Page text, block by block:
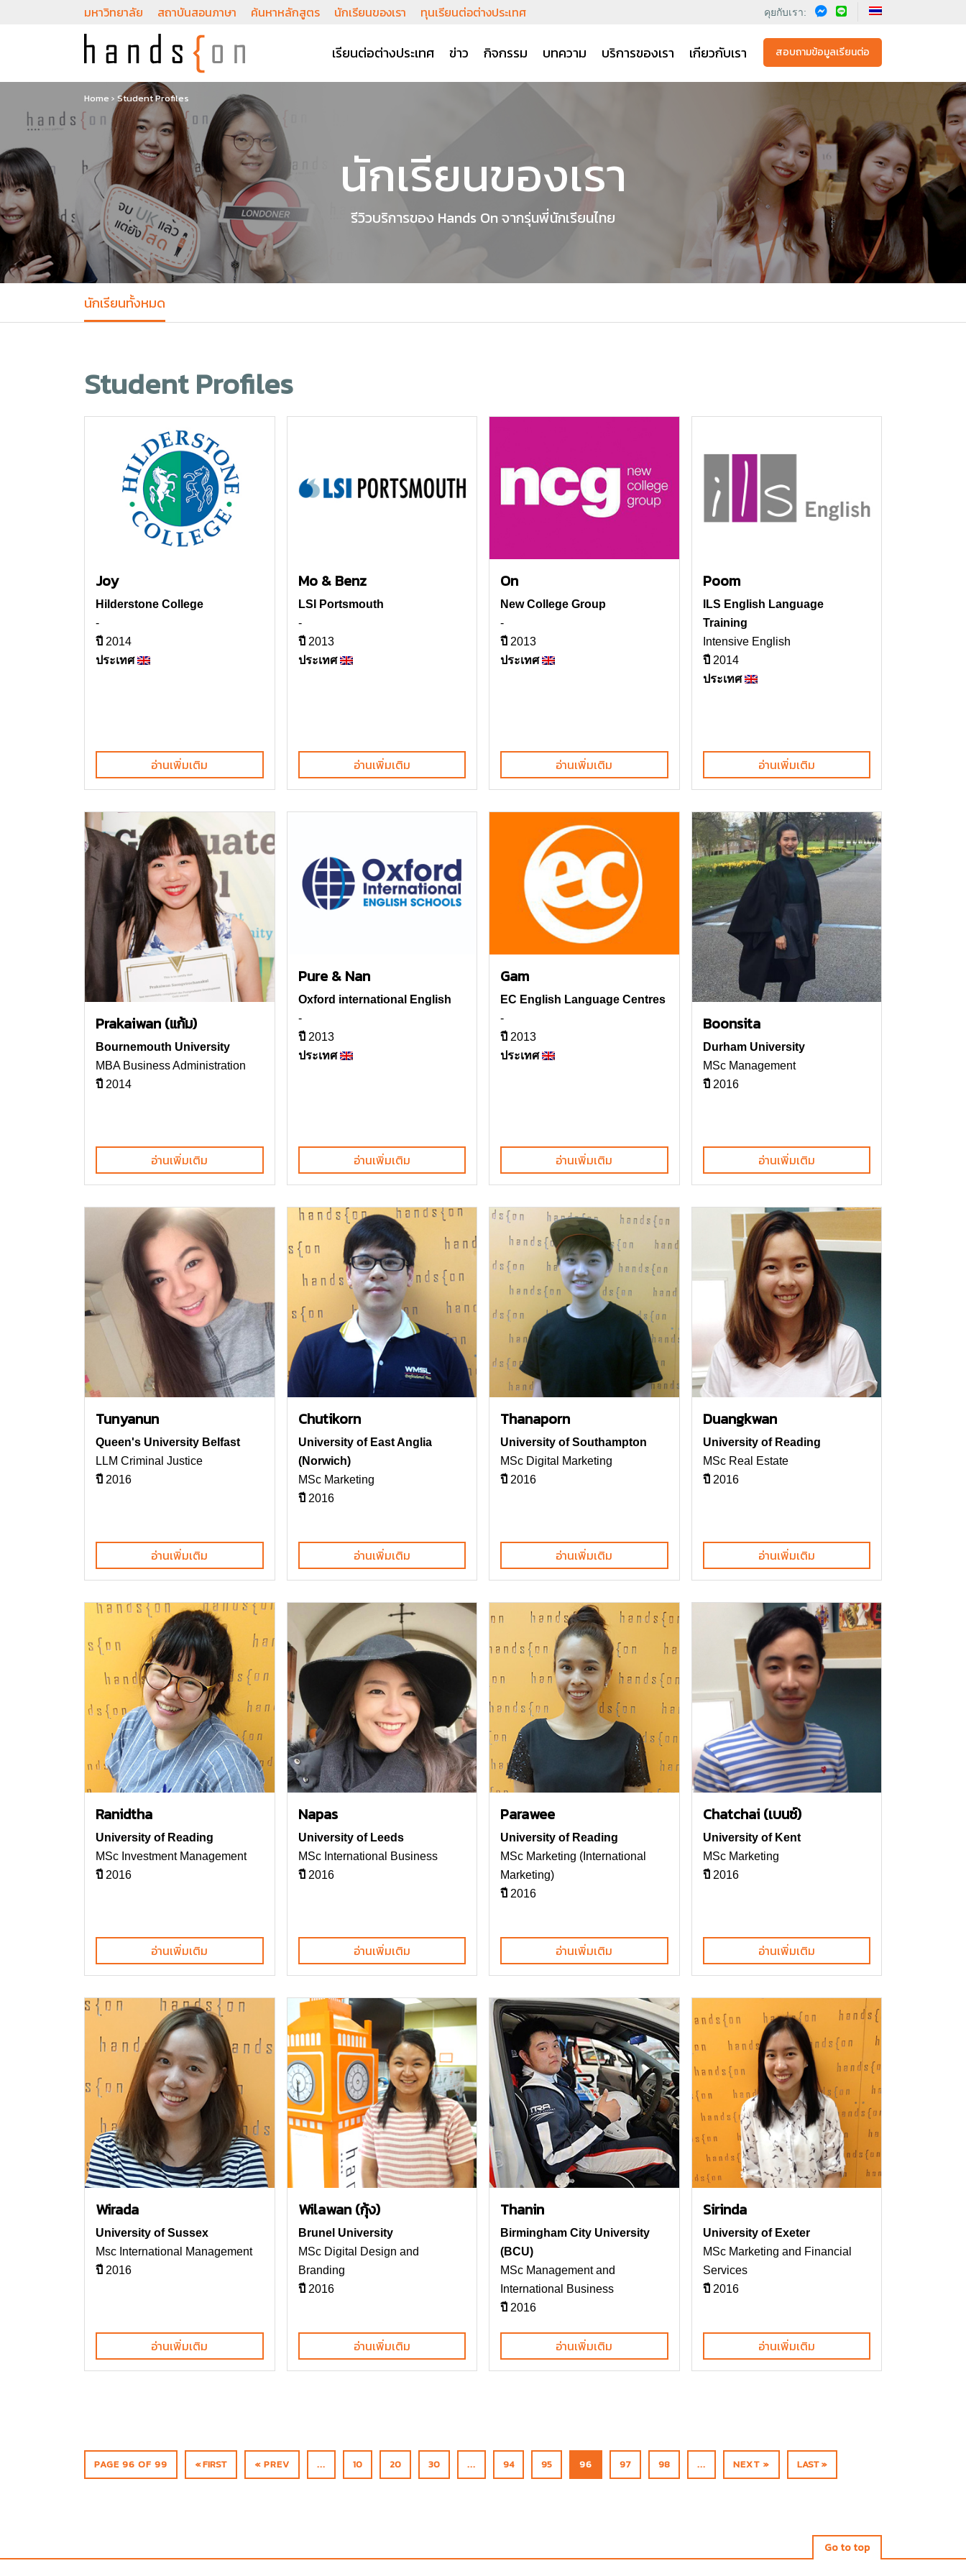
มหาวิทยาลัย สถาบันสอนภาษา ค้นหาหลักสูตร นักเรียนของเรา ทุนเรียนต่อต่างประเทศ คุยกับเรา:
เรียนต่อต่างประเทศ ข่าว กิจกรรม บทความ บริการของเรา เกียวกับเรา สอบถามข้อมูลเรียนต่อ
Home › Student Profiles
นักเรียนของเรา
รีวิวบริการของ Hands On จากรุ่นพี่นักเรียนไทย
นักเรียนทั้งหมด
Student Profiles
Joy
Hilderstone College
-
ปี 2014
ประเทศ
อ่านเพิ่มเติม
Mo & Benz
LSI Portsmouth
-
ปี 2013
ประเทศ
อ่านเพิ่มเติม
On
New College Group
-
ปี 2013
ประเทศ
อ่านเพิ่มเติม
Poom
ILS English Language
Training
Intensive English
ปี 2014
ประเทศ
อ่านเพิ่มเติม
Prakaiwan (แก้ม)
Bournemouth University
MBA Business Administration
ปี 2014
อ่านเพิ่มเติม
Pure & Nan
Oxford international English
-
ปี 2013
ประเทศ
อ่านเพิ่มเติม
Gam
EC English Language Centres
-
ปี 2013
ประเทศ
อ่านเพิ่มเติม
Boonsita
Durham University
MSc Management
ปี 2016
อ่านเพิ่มเติม
Tunyanun
Queen's University Belfast
LLM Criminal Justice
ปี 2016
อ่านเพิ่มเติม
Chutikorn
University of East Anglia
(Norwich)
MSc Marketing
ปี 2016
อ่านเพิ่มเติม
Thanaporn
University of Southampton
MSc Digital Marketing
ปี 2016
อ่านเพิ่มเติม
Duangkwan
University of Reading
MSc Real Estate
ปี 2016
อ่านเพิ่มเติม
Ranidtha
University of Reading
MSc Investment Management
ปี 2016
อ่านเพิ่มเติม
Napas
University of Leeds
MSc International Business
ปี 2016
อ่านเพิ่มเติม
Parawee
University of Reading
MSc Marketing (International
Marketing)
ปี 2016
อ่านเพิ่มเติม
Chatchai (เบนซ์)
University of Kent
MSc Marketing
ปี 2016
อ่านเพิ่มเติม
Wirada
University of Sussex
Msc International Management
ปี 2016
อ่านเพิ่มเติม
Wilawan (กุ้ง)
Brunel University
MSc Digital Design and
Branding
ปี 2016
อ่านเพิ่มเติม
Thanin
Birmingham City University
(BCU)
MSc Management and
International Business
ปี 2016
อ่านเพิ่มเติม
Sirinda
University of Exeter
MSc Marketing and Financial
Services
ปี 2016
อ่านเพิ่มเติม
PAGE 96 OF 99 « FIRST « PREV ... 10 20 30 ... 94 95 96 97 98 ... NEXT » LAST »
Go to top